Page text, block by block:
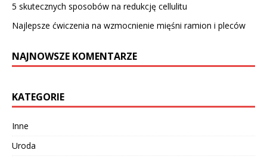
5 skutecznych sposobów na redukcję cellulitu
Najlepsze ćwiczenia na wzmocnienie mięśni ramion i pleców
NAJNOWSZE KOMENTARZE
KATEGORIE
Inne
Uroda